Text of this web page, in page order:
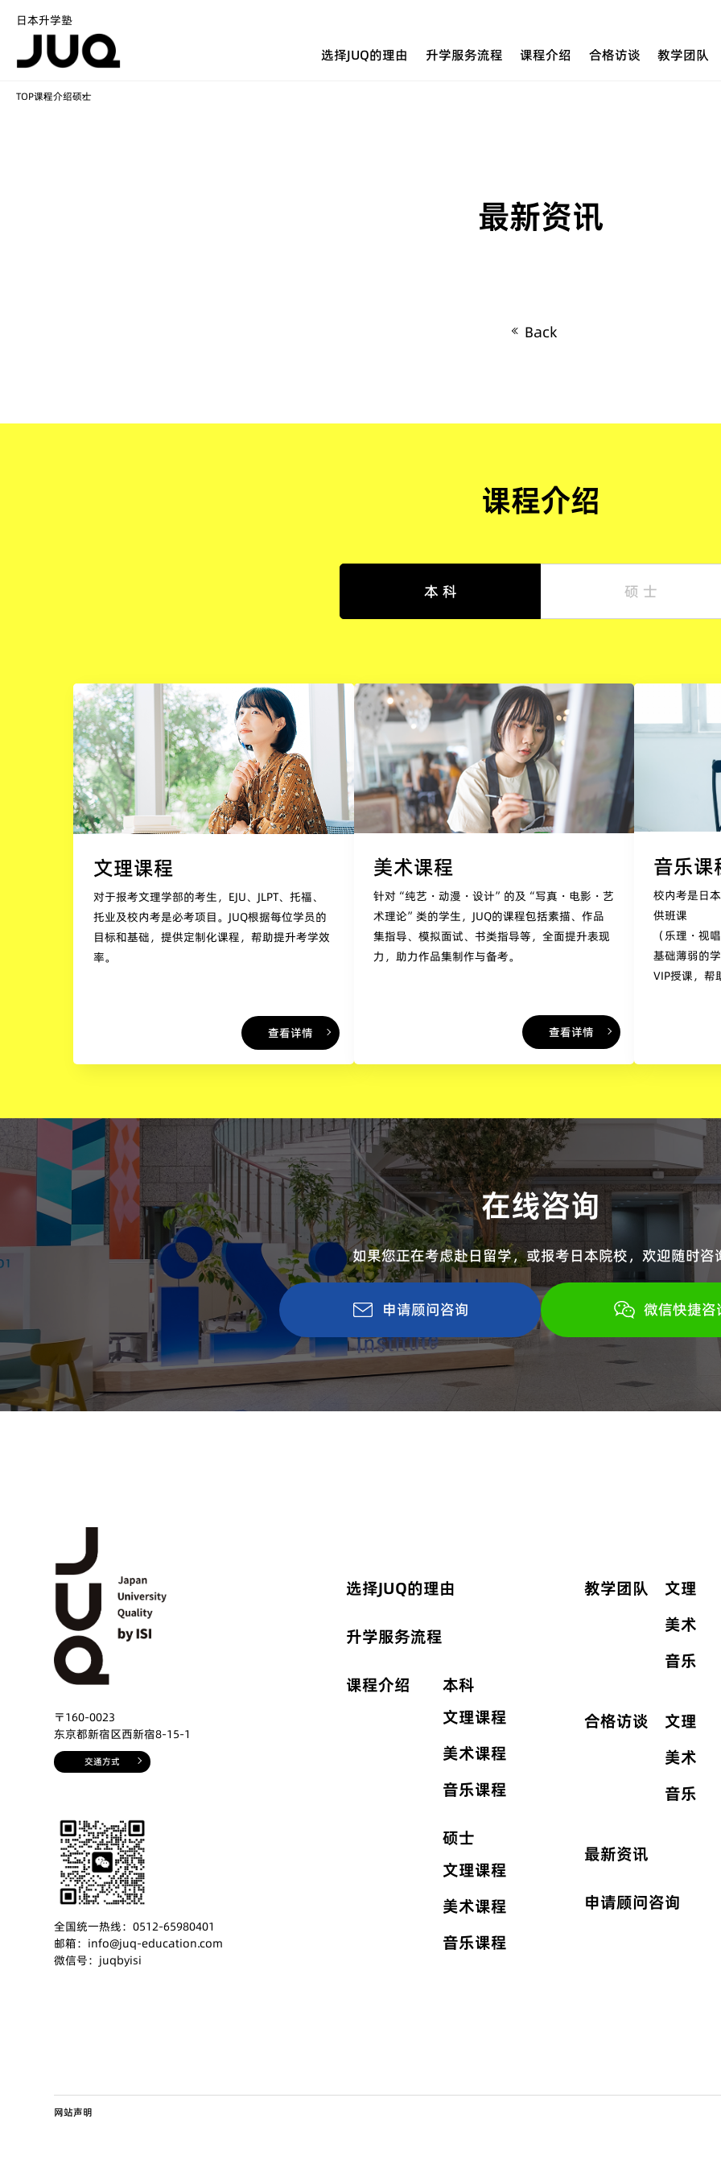
日本升学塾
选择JUQ的理由 升学服务流程 课程介绍 合格访谈 教学团队
TOP课程介绍硕士
最新资讯
Back
课程介绍
本 科 硕 士
文理课程
对于报考文理学部的考生，EJU、JLPT、托福、
托业及校内考是必考项目。JUQ根据每位学员的
目标和基础，提供定制化课程，帮助提升考学效
率。
查看详情
美术课程
针对“纯艺・动漫・设计”的及“写真・电影・艺
术理论”类的学生，JUQ的课程包括素描、作品
集指导、模拟面试、书类指导等，全面提升表现
力，助力作品集制作与备考。
查看详情
音乐课
校内考是日
供班课
（乐理・视
基础薄弱的
VIP授课，帮
在线咨询
如果您正在考虑赴日留学，或报考日本院校， 欢迎随时咨
申请顾问咨询 微信快捷咨
〒160-0023
东京都新宿区西新宿8-15-1
交通方式
全国统一热线：0512-65980401
邮箱：info@juq-education.com
微信号：juqbyisi
选择JUQ的理由
升学服务流程
课程介绍
本科
文理课程
美术课程
音乐课程
硕士
文理课程
美术课程
音乐课程
教学团队
文理
美术
音乐
合格访谈
文理
美术
音乐
最新资讯
申请顾问咨询
网站声明